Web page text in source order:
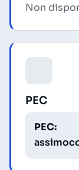
Non
PEC
PEC: